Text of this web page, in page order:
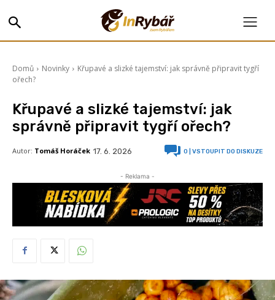
Domů Novinky
Křupavé a slizké tajemství: jak správně připravit tygří
ořech?
Křupavé a slizké tajemství: jak
správně připravit tygří ořech?
Autor: Tomáš Horáček 17. 6. 2026 0 | VSTOUPIT DO DISKUZE
- Reklama -